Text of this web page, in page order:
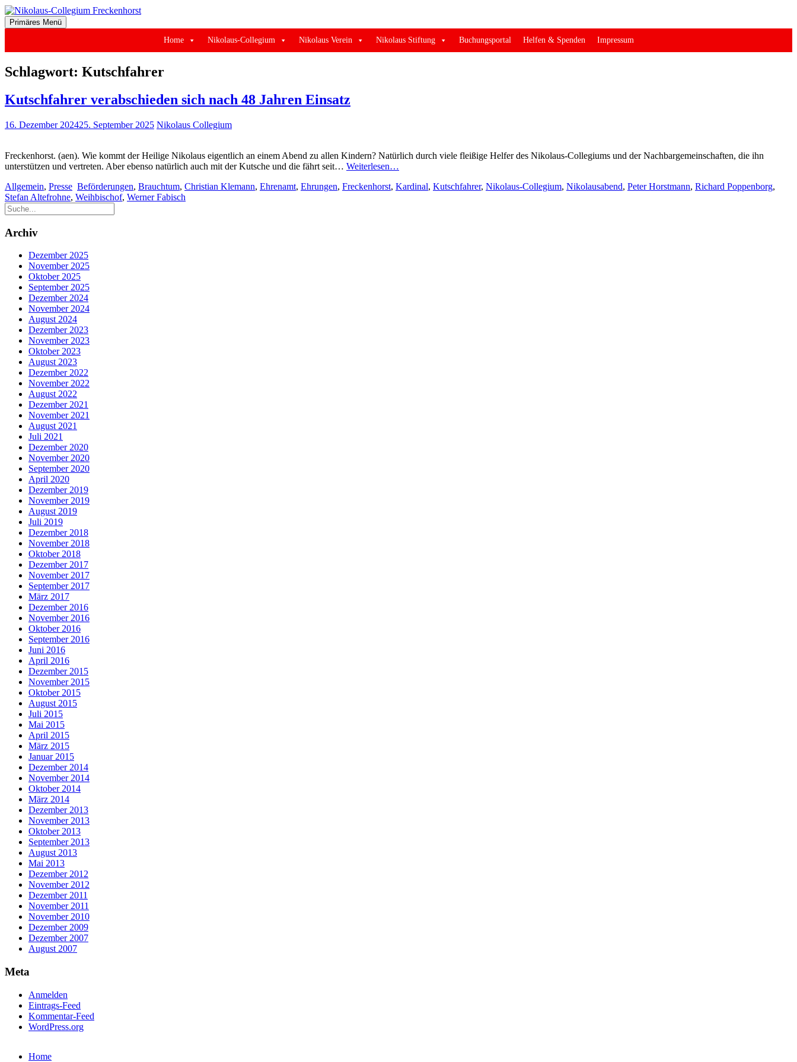
Zum
Inhalt
springen
Nikolaus-Collegium Freckenhorst
der Stiftsstadt Freckenhorst e.V.
Primäres Menü
Home
Nikolaus-Collegium Nikolaus Verein Nikolaus Stiftung Buchungsportal Helfen & Spenden Impressum
Schlagwort: Kutschfahrer
Kutschfahrer verabschieden sich nach 48 Jahren Einsatz
16. Dezember 202425. September 2025 Nikolaus Collegium
Freckenhorst. (aen). Wie kommt der Heilige Nikolaus eigentlich an einem Abend zu allen Kindern? Natürlich durch viele fleißige Helfer des Nikolaus-Collegiums und der Nachbargemeinschaften, die ihn
unterstützen und vertreten. Aber ebenso natürlich auch mit der Kutsche und die fährt seit… Weiterlesen…
sich
Allgemein, Presse Beförderungen, Brauchtum, Christian Klemann, Ehrenamt, Ehrungen, Freckenhorst, Kardinal, Kutschfahrer, Nikolaus-Collegium, Nikolausabend, Peter Horstmann, Richard Poppenborg,
Stefan Altefrohne, Weihbischof, Werner Fabisch
Archiv
Dezember 2025
November 2025
Oktober 2025
September 2025
Dezember 2024
November 2024
August 2024
Dezember 2023
November 2023
Oktober 2023
August 2023
Dezember 2022
November 2022
August 2022
Dezember 2021
November 2021
August 2021
Juli 2021
Dezember 2020
November 2020
September 2020
April 2020
Dezember 2019
November 2019
August 2019
Juli 2019
Dezember 2018
November 2018
Oktober 2018
Dezember 2017
November 2017
September 2017
März 2017
Dezember 2016
November 2016
Oktober 2016
September 2016
Juni 2016
April 2016
Dezember 2015
November 2015
Oktober 2015
August 2015
Juli 2015
Mai 2015
April 2015
März 2015
Januar 2015
Dezember 2014
November 2014
Oktober 2014
März 2014
Dezember 2013
November 2013
Oktober 2013
September 2013
August 2013
Mai 2013
Dezember 2012
November 2012
Dezember 2011
November 2011
November 2010
Dezember 2009
Dezember 2007
August 2007
Meta
Anmelden
Eintrags-Feed
Kommentar-Feed
WordPress.org
Home